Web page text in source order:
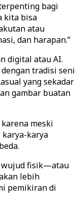
bagi
kita bisa
atau
dan harapan.”
digital atau AI.
tradisi seni
yang sekadar
gambar buatan
meski
karya
wujud fisik—atau
lebih
pemikiran di